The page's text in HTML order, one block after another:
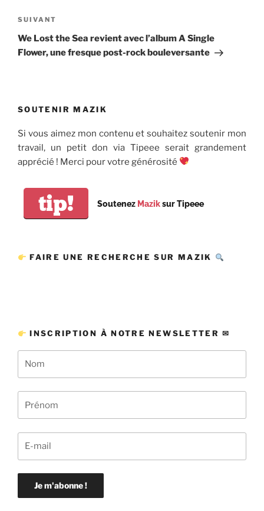
Article
suivant
SUIVANT
We Lost the Sea revient avec l’album A Single
Flower, une fresque post-rock bouleversante
SOUTENIR MAZIK
Si vous aimez mon contenu et souhaitez soutenir mon
travail, un petit don via Tipeee serait grandement
apprécié ! Merci pour votre générosité
tip! Soutenez Maziksur Tipeee
FAIRE UNE RECHERCHE SUR MAZIK
INSCRIPTION À NOTRE NEWSLETTER ✉